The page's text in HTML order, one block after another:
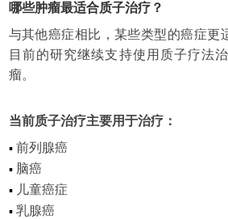
哪些肿瘤最适合质子治疗？
与其他癌症相比，某些类型的癌症更
目前的研究继续支持使用质子疗法
瘤。
当前质子治疗主要用于治疗：
▪ 前列腺癌
▪ 脑癌
▪ 儿童癌症
▪ 乳腺癌